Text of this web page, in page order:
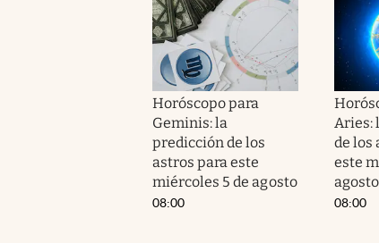
Horóscopo para
Geminis: la
predicción de los
astros para este
miércoles 5 de agosto
08:00
Aries:
de los
este
agosto
08:00